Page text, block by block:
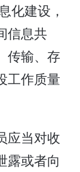
化建设，
信息共
传输、存
工作质量
应当对收
露或者向